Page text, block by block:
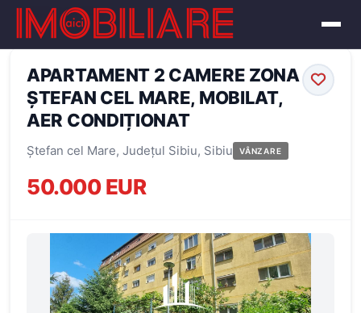
← Înapoi la oferte
APARTAMENT 2 CAMERE ZONA
ȘTEFAN CEL MARE, MOBILAT,
AER CONDIȚIONAT
Ștefan cel Mare, Județul Sibiu, Sibiu VÂNZARE
50.000 EUR